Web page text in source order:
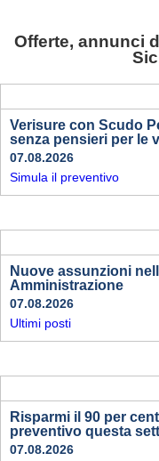
Offerte, annunci
Verisure con Scudo
senza pensieri per le
07.08.2026
Simula il preventivo
Nuove assunzioni
Amministrazione
07.08.2026
Ultimi posti
Risparmi il 90 per
preventivo questa
07.08.2026